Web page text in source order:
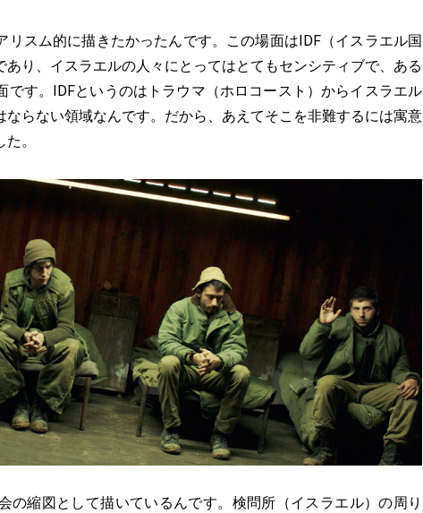
スム的に描きたかったんです。この場面はIDF（イスラエル国
り、イスラエルの人々にとってはとてもセンシティブで、ある
です。IDFというのはトラウマ（ホロコースト）からイスラエル
らない領域なんです。だから、あえてそこを非難するには寓意
。
縮図として描いているんです。検問所（イスラエル）の周り